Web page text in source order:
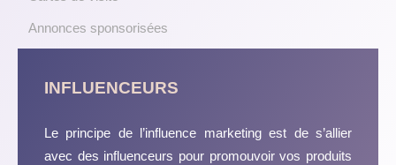
Annonces sponsorisées
INFLUENCEURS
Le principe de l’influence marketing est de s’allier
avec des influenceurs pour promouvoir vos produits